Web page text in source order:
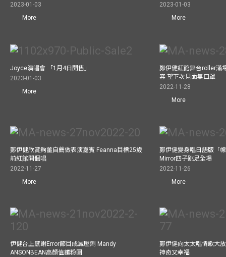
2023-01-03
More
2023-01-03
More
Joyce演唱會 「1月4日開售」
2023-01-03
More
鄭伊健紅館舞台roller滿
容 望下次見面無口罩
2022-11-28
More
鄭伊健欣賞夠薑自薦做表演嘉賓 Feanna目標25歲
前紅館開個唱
2022-11-27
More
鄭伊健變身唱日語版「
Mirror四子跳足全場
2022-11-26
More
伊健台上感謝Error節目成減壓劑 Mandy
ANSONBEAN高顏值麵粉團
鄭伊健向太太唱情歌大
神奇又幸福